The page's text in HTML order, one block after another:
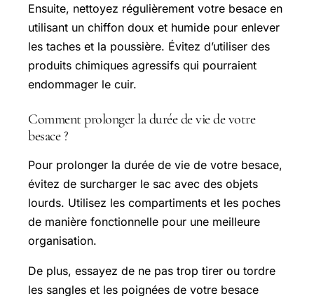
Ensuite, nettoyez régulièrement votre besace en
utilisant un chiffon doux et humide pour enlever
les taches et la poussière. Évitez d’utiliser des
produits chimiques agressifs qui pourraient
endommager le cuir.
Comment prolonger la durée de vie de votre
besace ?
Pour prolonger la durée de vie de votre besace,
évitez de surcharger le sac avec des objets
lourds. Utilisez les compartiments et les poches
de manière fonctionnelle pour une meilleure
organisation.
De plus, essayez de ne pas trop tirer ou tordre
les sangles et les poignées de votre besace